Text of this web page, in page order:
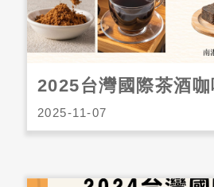
2025台灣國際茶酒咖
2025-11-07